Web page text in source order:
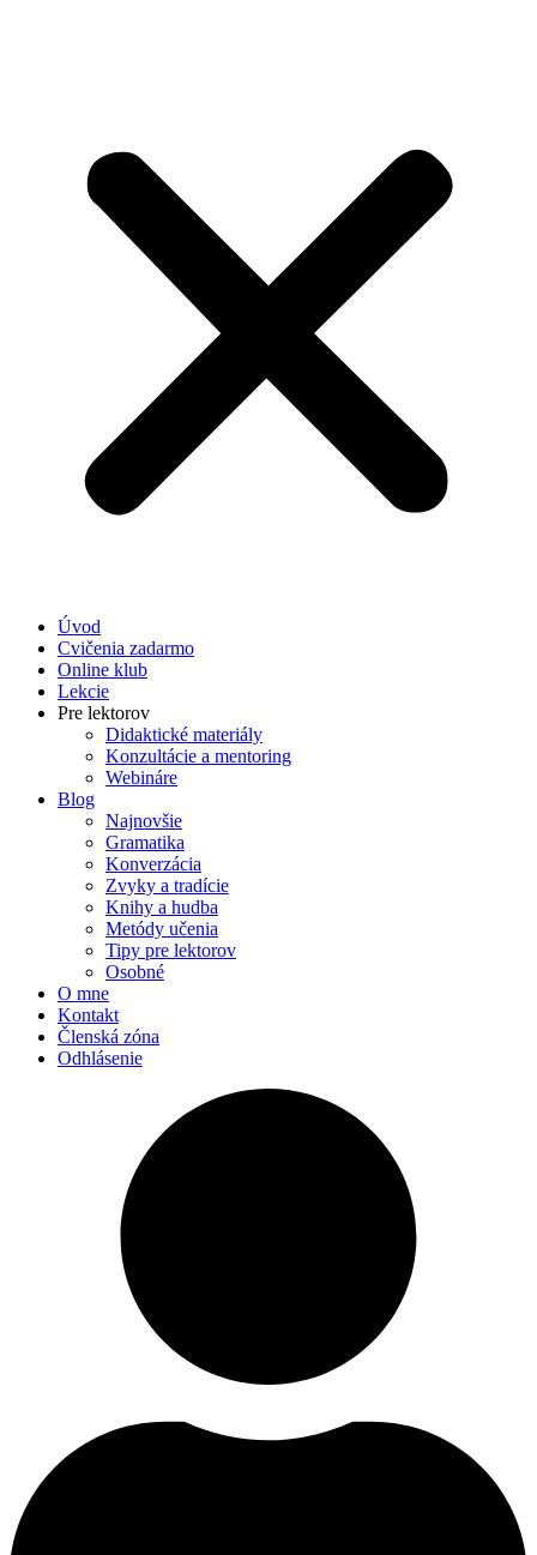
Úvod
Cvičenia zadarmo
Online klub
Lekcie
Pre lektorov
Didaktické materiály
Konzultácie a mentoring
Webináre
Blog
Najnovšie
Gramatika
Konverzácia
Zvyky a tradície
Knihy a hudba
Metódy učenia
Tipy pre lektorov
Osobné
O mne
Kontakt
Členská zóna
Odhlásenie